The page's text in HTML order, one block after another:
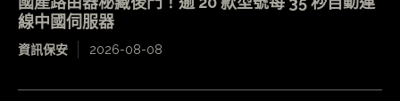
線中國伺服器
資訊保安 2026-08-08